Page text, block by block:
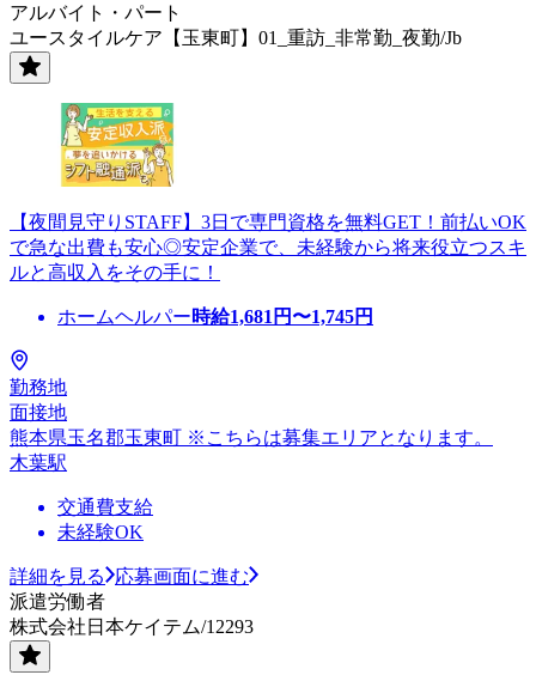
アルバイト・パート
ユースタイルケア【玉東町】01_重訪_非常勤_夜勤/Jb
【夜間見守りSTAFF】3日で専門資格を無料GET！前払いOK
で急な出費も安心◎安定企業で、未経験から将来役立つスキ
ルと高収入をその手に！
ホームヘルパー時給1,681 円〜1,745円
勤務地
面接地
熊本県玉名郡玉東町 ※こちらは募集エリアとなります。
木葉駅
交通費支給
未経験OK
詳細を見る
応募画面に進む
派遣労働者
株式会社日本ケイテム/12293